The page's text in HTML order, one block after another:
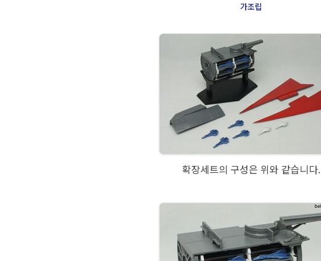
가조립
확장세트의 구성은 위와 같습니다.